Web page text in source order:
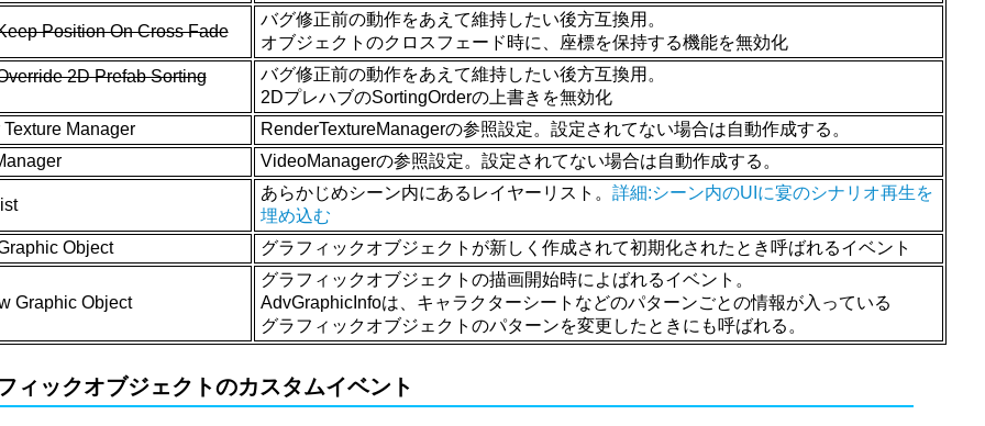
Position On Cross Fade
バグ修正前の動作をあえて維持したい後方互換用。
オブジェクトのクロスフェード時に、座標を保持する機能を無効化
2D Prefab Sorting
バグ修正前の動作をあえて維持したい後方互換用。
2DプレハブのSortingOrderの上書きを無効化
Texture Manager
RenderTextureManagerの参照設定。設定されてない場合は自動作成する。
VideoManagerの参照設定。設定されてない場合は自動作成する。
あらかじめシーン内にあるレイヤーリスト。 詳細:シーン内のUIに宴のシナリオ再生を
埋め込む
Object
グラフィックオブジェクトが新しく作成されて初期化されたとき呼ばれるイベント
Graphic Object
グラフィックオブジェクトの描画開始時によばれるイベント。
AdvGraphicInfoは、キャラクターシートなどのパターンごとの情報が入っている
グラフィックオブジェクトのパターンを変更したときにも呼ばれる。
ィックオブジェクトのカスタムイベント